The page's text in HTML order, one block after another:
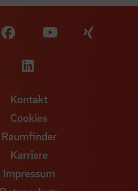
Zu unserer Facebook
Zu
Zu unserer
Kontakt
Cookies
Raumfinder
Karriere
Impressum